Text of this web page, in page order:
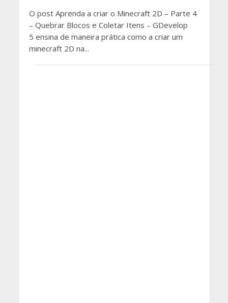
O post Aprenda a criar o Minecraft 2D – Parte 4
– Quebrar Blocos e Coletar Itens – GDevelop
5 ensina de maneira prática como a criar um
minecraft 2D na...